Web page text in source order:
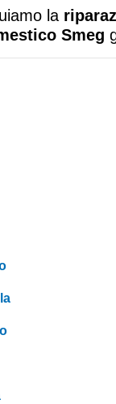
la
Smeg